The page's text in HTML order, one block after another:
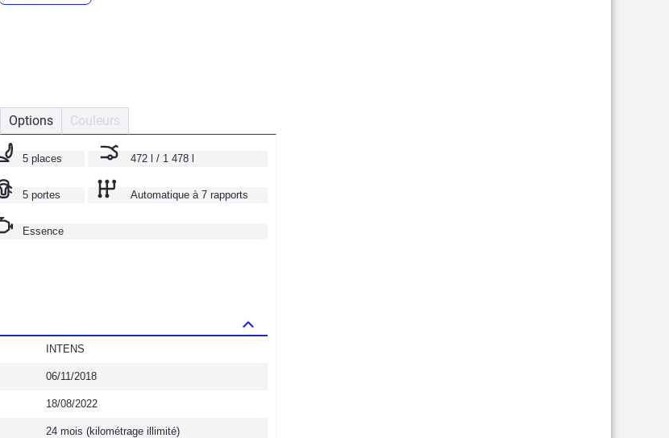
Options Couleurs
5 places 472 l / 1 478 l
5 portes Automatique à 7 rapports
Essence
INTENS
06/11/2018
18/08/2022
24 mois (kilométrage illimité)